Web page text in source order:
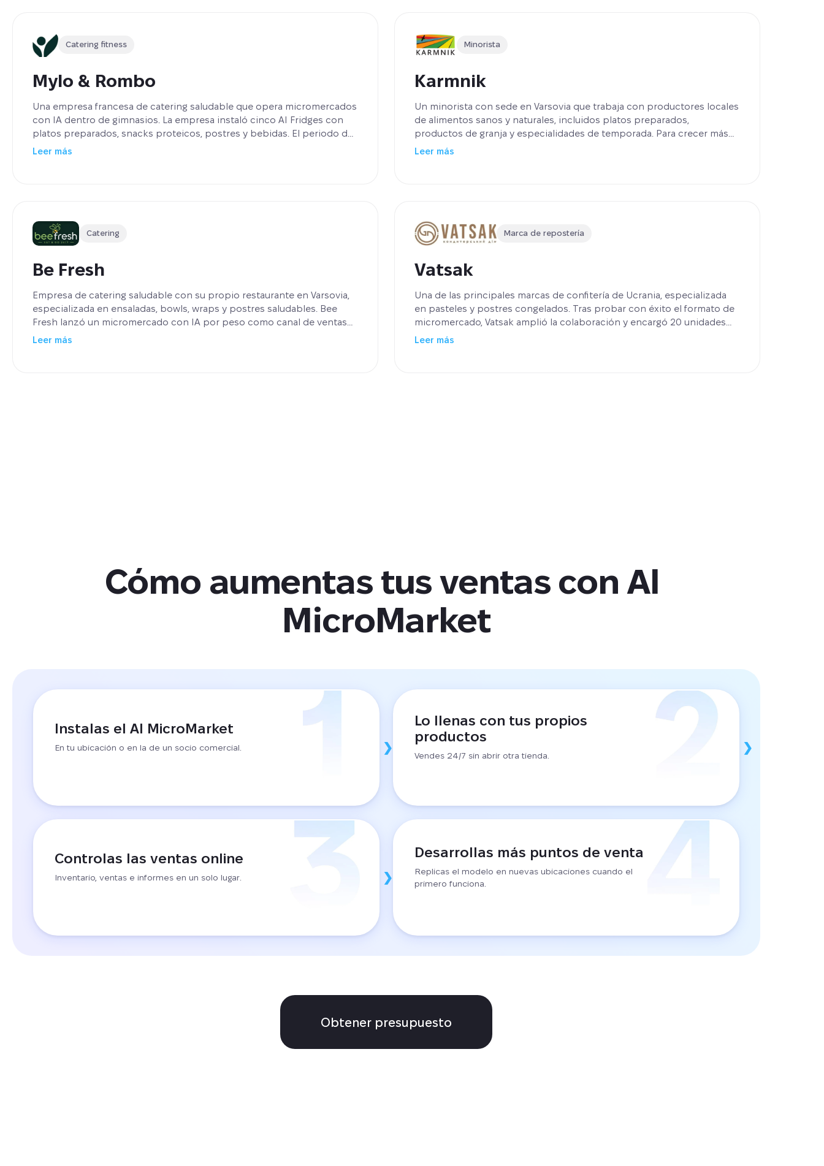
Catering fitness
Mylo & Rombo
Una empresa francesa de catering saludable que opera micromercados
con IA dentro de gimnasios. La empresa instaló cinco AI Fridges con
platos preparados, snacks proteicos, postres y bebidas. El periodo de
amortización medio por ubicación es de seis meses, lo que ha dado
Leer más
Minorista
Karmnik
Un minorista con sede en Varsovia que trabaja con productores locales
de alimentos sanos y naturales, incluidos platos preparados,
productos de granja y especialidades de temporada. Para crecer más
allá de sus tres tiendas físicas, Karmnik invirtió en dos micromercados
Leer más
Catering
Be Fresh
Empresa de catering saludable con su propio restaurante en Varsovia,
especializada en ensaladas, bowls, wraps y postres saludables. Bee
Fresh lanzó un micromercado con IA por peso como canal de ventas
adicional, más allá del catering y la operación del restaurante. Tras el
Leer más
Marca de repostería
Vatsak
Una de las principales marcas de confitería de Ucrania, especializada
en pasteles y postres congelados. Tras probar con éxito el formato de
micromercado, Vatsak amplió la colaboración y encargó 20 unidades
de congelación para productos congelados de marca. El proyecto
Leer más
Cómo aumentas tus ventas con AI
MicroMarket
Instalas el AI MicroMarket
En tu ubicación o en la de un socio comercial.
Lo llenas con tus propios
productos
Vendes 24/7 sin abrir otra tienda.
Controlas las ventas online
Inventario, ventas e informes en un solo lugar.
Desarrollas más puntos de venta
Replicas el modelo en nuevas ubicaciones cuando el
primero funciona.
Obtener presupuesto